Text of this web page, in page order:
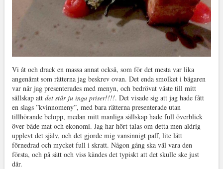
Vi åt och drack en massa annat också, som för det mesta var lika
angenämt som rätterna jag beskrev ovan. Det enda smolket i bägaren
var när jag presenterades med menyn, och bedrövat väste till mitt
sällskap att det står ju inga priser!!!!. Det visade sig att jag hade fått
en slags ”kvinnomeny”, med bara rätterna presenterade utan
tillhörande belopp, medan mitt manliga sällskap hade full överblick
över både mat och ekonomi. Jag har hört talas om detta men aldrig
upplevt det själv, och det gjorde mig vansinnigt paff, lite lätt
förnedrad och mycket full i skratt. Någon gång ska väl vara den
första, och på sätt och viss kändes det typiskt att det skulle ske just
där.